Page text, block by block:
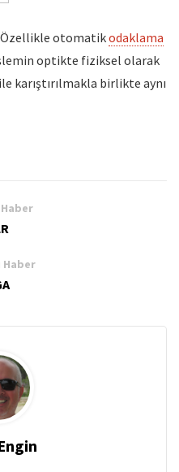
Özellikle otomatikodaklama
optikte fiziksel olarak
ile karıştırılmakla birlikte aynı
Haber